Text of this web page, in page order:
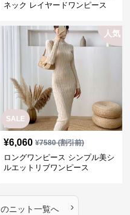
ネック レイヤードワンピース
SALE
人気
¥6,060 ¥7580(割引前)
ロングワンピース シンプル美シ
ルエットリブワンピース
のニット一覧へ ›